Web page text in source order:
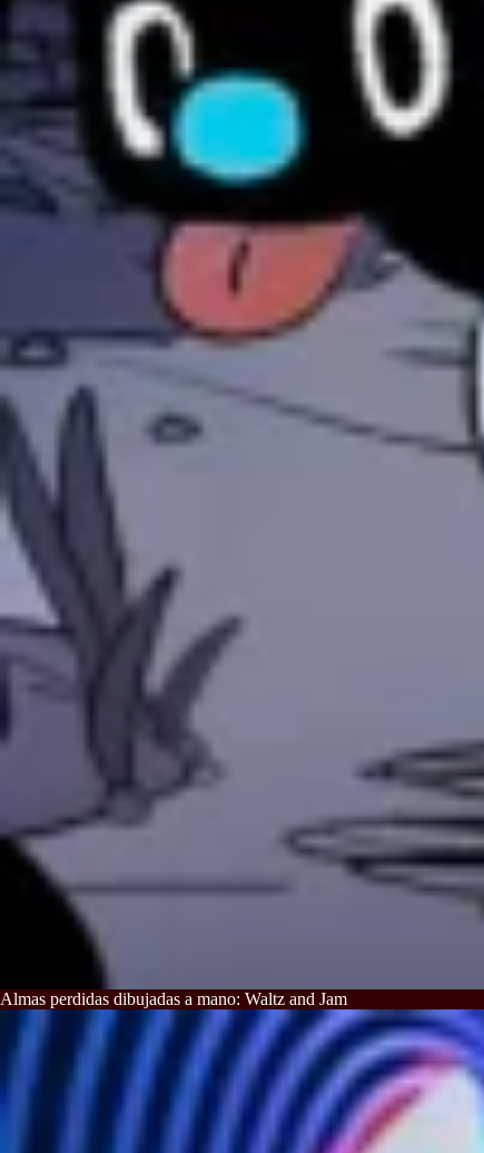
Almas perdidas dibujadas a mano: Waltz and Jam